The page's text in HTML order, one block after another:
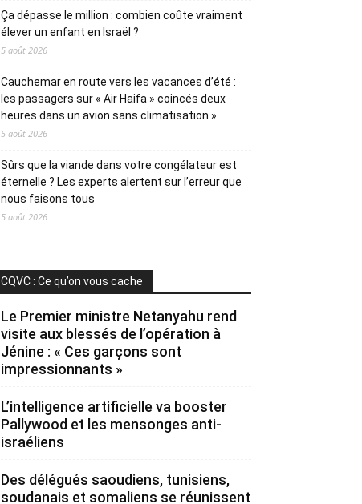
Ça dépasse le million : combien coûte vraiment
élever un enfant en Israël ?
5 août 2026
Cauchemar en route vers les vacances d’été :
les passagers sur « Air Haifa » coincés deux
heures dans un avion sans climatisation »
5 août 2026
Sûrs que la viande dans votre congélateur est
éternelle ? Les experts alertent sur l’erreur que
nous faisons tous
5 août 2026
CQVC : Ce qu’on vous cache
Le Premier ministre Netanyahu rend
visite aux blessés de l’opération à
Jénine : « Ces garçons sont
impressionnants »
L’intelligence artificielle va booster
Pallywood et les mensonges anti-
israéliens
Des délégués saoudiens, tunisiens,
soudanais et somaliens se réunissent